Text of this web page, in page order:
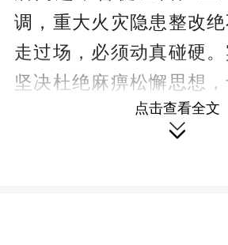
调，重大火灾隐患整改绝
走过场，必须动真碰硬
坚决杜绝麻痹松懈思想
改主体责任，严格按照
求，从严从快抓好隐患
点击查看全文
